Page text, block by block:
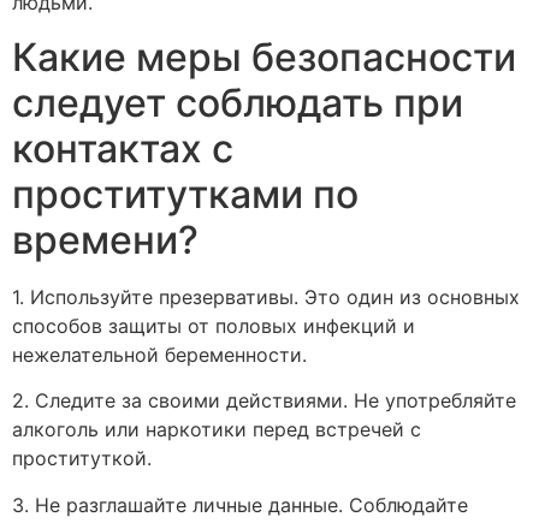
Какие меры безопасности
следует соблюдать при
контактах с
проститутками по
времени?
1. Используйте презервативы. Это один из основных
способов защиты от половых инфекций и
нежелательной беременности.
2. Следите за своими действиями. Не употребляйте
алкоголь или наркотики перед встречей с
проституткой.
3. Не разглашайте личные данные. Соблюдайте